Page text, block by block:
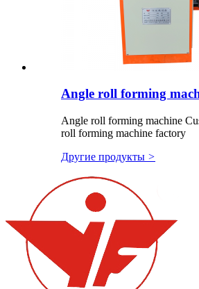
Angle roll forming
Angle roll forming machine
roll forming machine factory
Другие продукты >